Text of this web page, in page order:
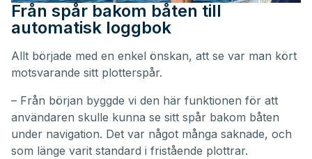
Från spår bakom båten till
automatisk loggbok
Allt började med en enkel önskan, att se var man kört
motsvarande sitt plotterspår.
– Från början byggde vi den här funktionen för att
användaren skulle kunna se sitt spår bakom båten
under navigation. Det var något många saknade, och
som länge varit standard i fristående plottrar.